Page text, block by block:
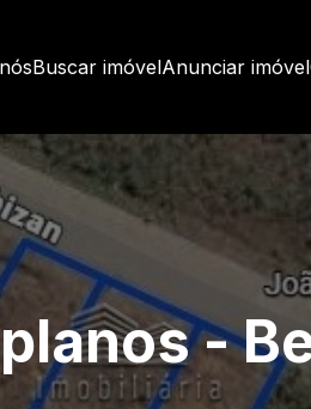
Buscar imóvelAnunciar imóvel
-